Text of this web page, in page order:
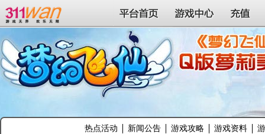
311wan平台 平台首页 游戏中心 充值
热点活动 新闻公告 游戏攻略 游戏资料